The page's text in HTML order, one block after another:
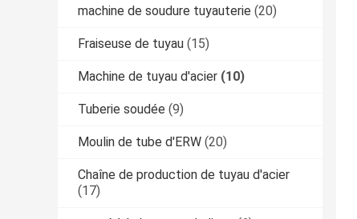
machine de soudure tuyauterie (20)
Fraiseuse de tuyau (15)
Machine de tuyau d'acier (10)
Tuberie soudée (9)
Moulin de tube d'ERW (20)
Chaîne de production de tuyau d'acier
(17)